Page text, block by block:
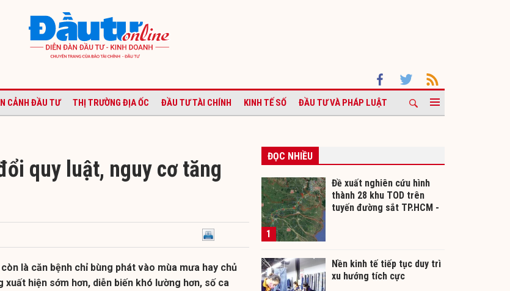
CẢNH ĐẦU TƯ THỊ TRƯỜNG ĐỊA ỐC ĐẦU TƯ TÀI CHÍNH KINH TẾ SỐ ĐẦU TƯ VÀ PHÁP LUẬT
quy luật, nguy cơ tăng
là căn bệnh chỉ bùng phát vào mùa mưa hay chủ
xuất hiện sớm hơn, diễn biến khó lường hơn, số ca
ĐỌC NHIỀU
1
Đề xuất nghiên cứu hình
thành 28 khu TOD trên
tuyến đường sắt TP.HCM -
Nền kinh tế tiếp tục duy trì
xu hướng tích cực